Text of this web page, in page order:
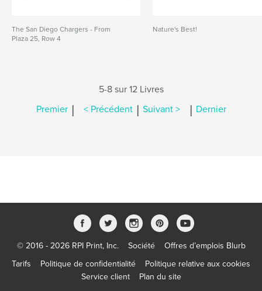
The San Diego Chargers - From
Plaza 25, Row 4
Nature's Best!
5-8 sur 12 Livres
Premier | < Précédent | Suivant > | Dernier
© 2016 - 2026 RPI Print, Inc. Société
Offres d’emplois Blurb
Tarifs
Politique de confidentialité
Politique relative aux cookies
Service client
Plan du site